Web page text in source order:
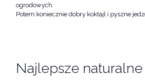
ogrodowych.
Potem koniecznie dobry koktajl i pyszne
Najlepsze naturalne